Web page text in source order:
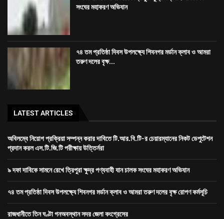
সংঘের মহাকরণ অভিযান
৭৪ তম প্রতিষ্ঠা দিবস উপলক্ষ্যে শিবনগর মর্ডান ক্লাব ও আমরা
তরুণ দলের বৃক্ষ...
LATEST ARTICLES
অবিলম্বে নিয়োগ প্রক্রিয়া সম্পন্ন করার দাবিতে টি.আর.বি.টি-র চেয়ারম্যানের নিকট ডেপুটেশন
প্রদান করল এস.টি.জি.টি পরীক্ষায় উত্তির্নরা
৯ দফা দাবিকে সামনে রেখে ত্রিপুরা ক্ষুদ্র পণ্যবাহী যান চালক সংঘের মহাকরণ অভিযান
৭৪ তম প্রতিষ্ঠা দিবস উপলক্ষ্যে শিবনগর মর্ডান ক্লাব ও আমরা তরুণ দলের বৃক্ষ রোপণ কর্মসূচি
রাজধানীতে তিন ঘণ্টা গনঅবস্থান সদর জেলা কংগ্রেসের